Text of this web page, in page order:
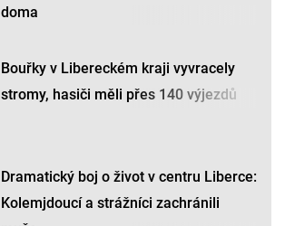
doma
Bouřky v Libereckém kraji vyvracely
stromy, hasiči měli přes 140 výjezdů
Dramatický boj o život v centru Liberce:
Kolemjdoucí a strážníci zachránili